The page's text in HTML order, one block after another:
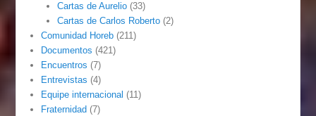
Cartas de Aurelio(33)
Cartas de Carlos Roberto(2)
Comunidad Horeb (211)
Documentos (421)
Encuentros (7)
Entrevistas (4)
Equipe internacional (11)
Fraternidad (7)